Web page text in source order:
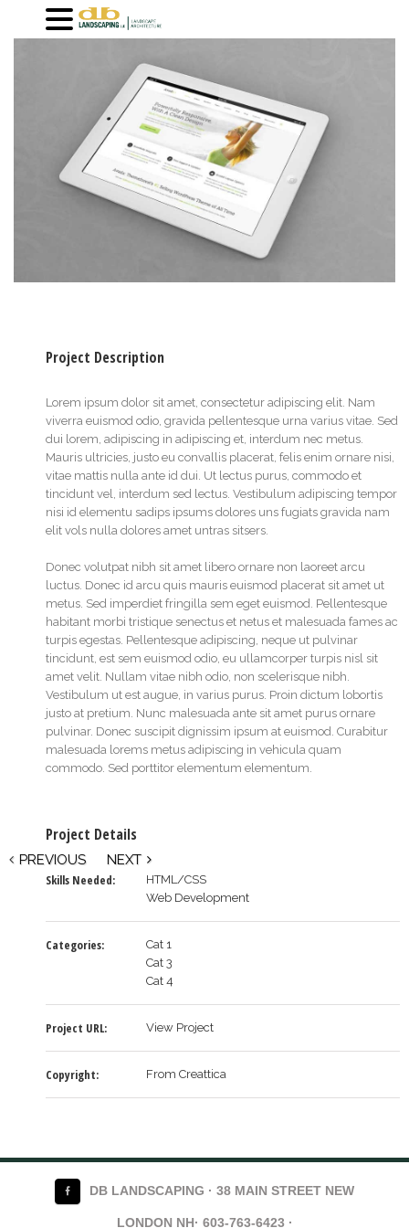
PREVIOUS NEXT
Project Description
Lorem ipsum dolor sit amet, consectetur adipiscing elit. Nam
viverra euismod odio, gravida pellentesque urna varius vitae. Sed
dui lorem, adipiscing in adipiscing et, interdum nec metus.
Mauris ultricies, justo eu convallis placerat, felis enim ornare nisi,
vitae mattis nulla ante id dui. Ut lectus purus, commodo et
tincidunt vel, interdum sed lectus. Vestibulum adipiscing tempor
nisi id elementu sadips ipsums dolores uns fugiats gravida nam
elit vols nulla dolores amet untras sitsers.
Donec volutpat nibh sit amet libero ornare non laoreet arcu
luctus. Donec id arcu quis mauris euismod placerat sit amet ut
metus. Sed imperdiet fringilla sem eget euismod. Pellentesque
habitant morbi tristique senectus et netus et malesuada fames ac
turpis egestas. Pellentesque adipiscing, neque ut pulvinar
tincidunt, est sem euismod odio, eu ullamcorper turpis nisl sit
amet velit. Nullam vitae nibh odio, non scelerisque nibh.
Vestibulum ut est augue, in varius purus. Proin dictum lobortis
justo at pretium. Nunc malesuada ante sit amet purus ornare
pulvinar. Donec suscipit dignissim ipsum at euismod. Curabitur
malesuada lorems metus adipiscing in vehicula quam
commodo. Sed porttitor elementum elementum.
Project Details
Skills Needed:
HTML/CSS
Web Development
Categories:
Cat 1
Cat 3
Cat 4
Project URL: View Project
Copyright: From Creattica
DB LANDSCAPING · 38 MAIN STREET NEW
LONDON NH· 603-763-6423 ·